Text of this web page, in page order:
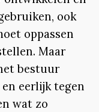
ook
oppassen
Maar
bestuur
eerlijk tegen
wat zo